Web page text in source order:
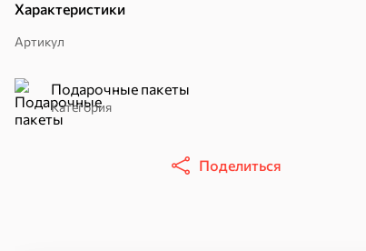
Характеристики
Артикул
Подарочные пакеты
Категория
Поделиться
Круассаны
Чипсы и попкорн